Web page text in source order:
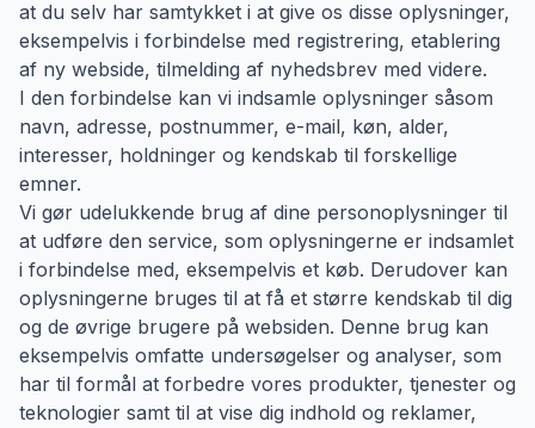
at du selv har samtykket i at give os disse oplysninger,
eksempelvis i forbindelse med registrering, etablering
af ny webside, tilmelding af nyhedsbrev med videre.
I den forbindelse kan vi indsamle oplysninger såsom
navn, adresse, postnummer, e-mail, køn, alder,
interesser, holdninger og kendskab til forskellige
emner.
Vi gør udelukkende brug af dine personoplysninger til
at udføre den service, som oplysningerne er indsamlet
i forbindelse med, eksempelvis et køb. Derudover kan
oplysningerne bruges til at få et større kendskab til dig
og de øvrige brugere på websiden. Denne brug kan
eksempelvis omfatte undersøgelser og analyser, som
har til formål at forbedre vores produkter, tjenester og
teknologier samt til at vise dig indhold og reklamer,